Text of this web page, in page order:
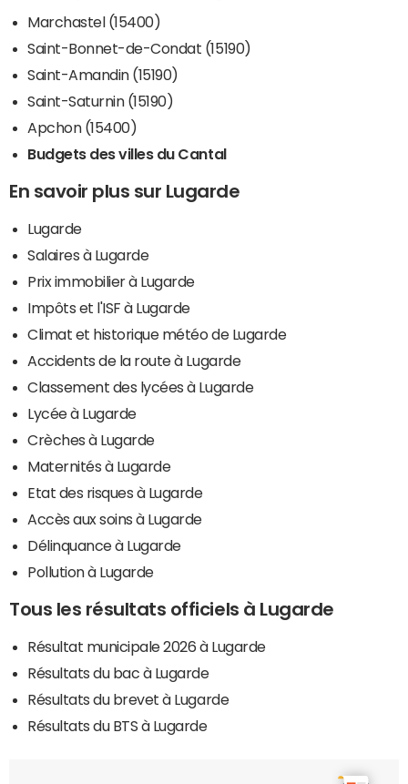
Marchastel (15400)
Saint-Bonnet-de-Condat (15190)
Saint-Amandin (15190)
Saint-Saturnin (15190)
Apchon (15400)
Budgets des villes du Cantal
En savoir plus sur Lugarde
Lugarde
Salaires à Lugarde
Prix immobilier à Lugarde
Impôts et l'ISF à Lugarde
Climat et historique météo de Lugarde
Accidents de la route à Lugarde
Classement des lycées à Lugarde
Lycée à Lugarde
Crèches à Lugarde
Maternités à Lugarde
Etat des risques à Lugarde
Accès aux soins à Lugarde
Délinquance à Lugarde
Pollution à Lugarde
Tous les résultats officiels à Lugarde
Résultat municipale 2026 à Lugarde
Résultats du bac à Lugarde
Résultats du brevet à Lugarde
Résultats du BTS à Lugarde